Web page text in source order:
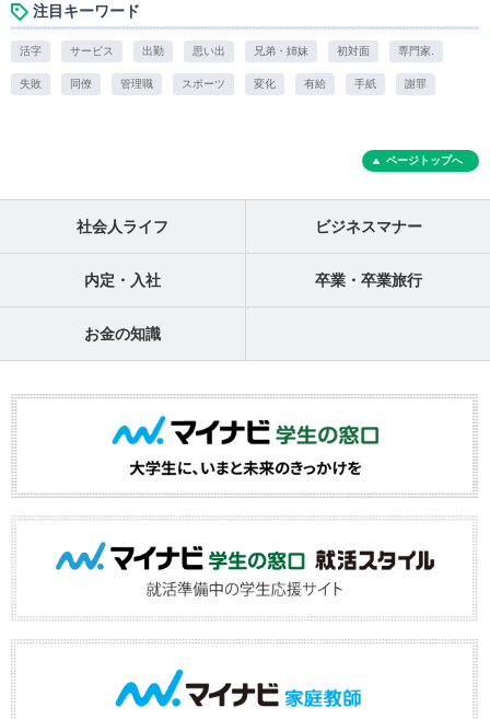
注目キーワード
活字 サービス 出勤 思い出 兄弟・姉妹 初対面 専門家.
失敗 同僚 管理職 スポーツ 変化 有給 手紙 謝罪
ページトップへ
社会人ライフ ビジネスマナー
内定・入社 卒業・卒業旅行
お金の知識